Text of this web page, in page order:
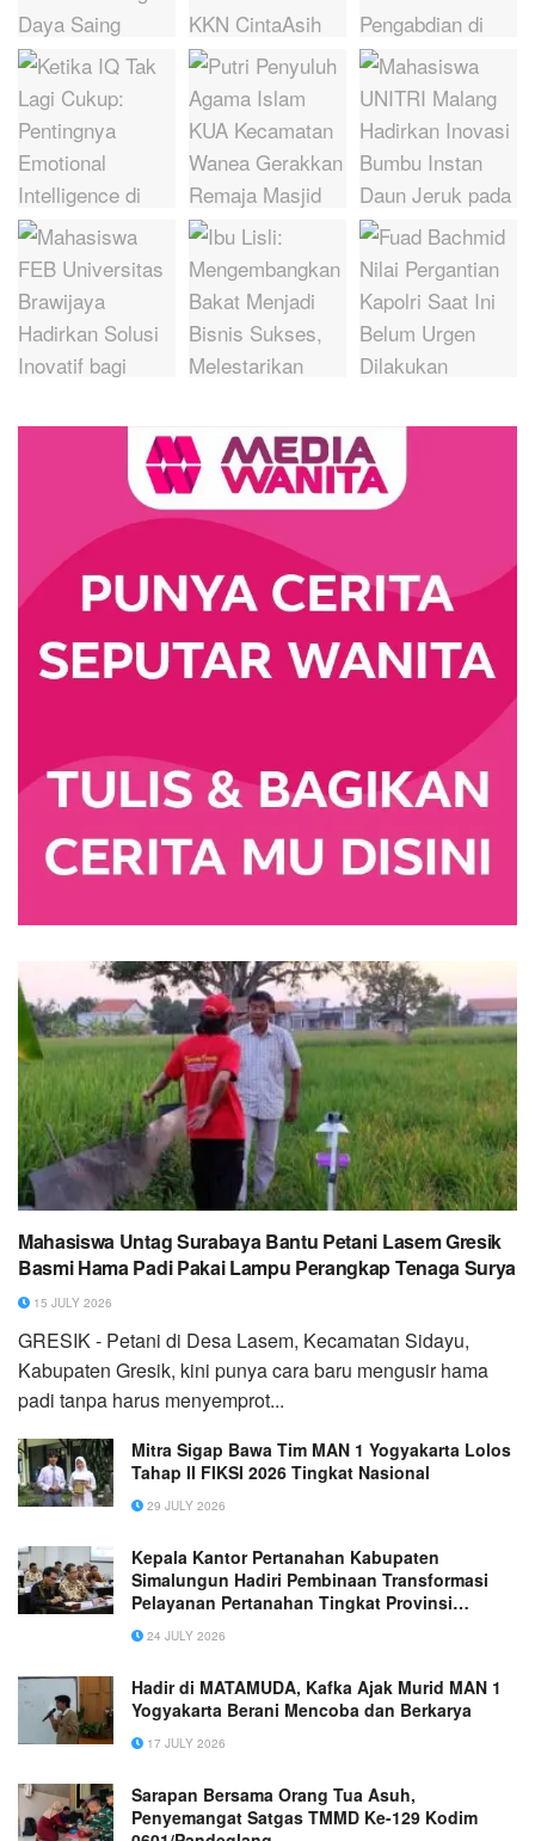
Mahasiswa Untag Surabaya Bantu Petani Lasem Gresik
Basmi Hama Padi Pakai Lampu Perangkap Tenaga Surya
15 JULY 2026
GRESIK - Petani di Desa Lasem, Kecamatan Sidayu,
Kabupaten Gresik, kini punya cara baru mengusir hama
padi tanpa harus menyemprot...
Mitra Sigap Bawa Tim MAN 1 Yogyakarta Lolos
Tahap II FIKSI 2026 Tingkat Nasional
29 JULY 2026
Kepala Kantor Pertanahan Kabupaten
Simalungun Hadiri Pembinaan Transformasi
Pelayanan Pertanahan Tingkat Provinsi
Sumatera Utara
24 JULY 2026
Hadir di MATAMUDA, Kafka Ajak Murid MAN 1
Yogyakarta Berani Mencoba dan Berkarya
17 JULY 2026
Sarapan Bersama Orang Tua Asuh,
Penyemangat Satgas TMMD Ke-129 Kodim